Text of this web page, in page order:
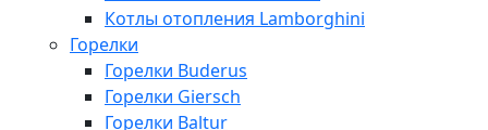
Котлы отопления Lamborghini
Горелки
Горелки Buderus
Горелки Giersch
Горелки Baltur